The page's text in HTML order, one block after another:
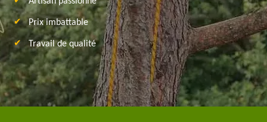
Prix imbattable
Travail de qualité